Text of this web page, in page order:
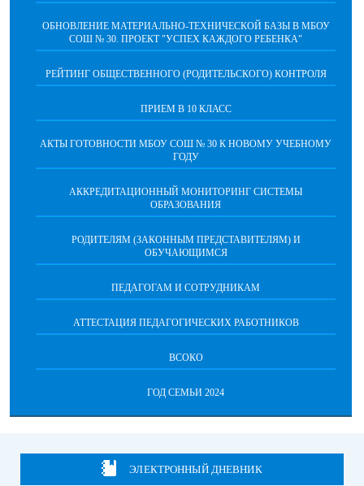
ОБНОВЛЕНИЕ МАТЕРИАЛЬНО-ТЕХНИЧЕСКОЙ БАЗЫ В МБОУ
СОШ № 30. ПРОЕКТ "УСПЕХ КАЖДОГО РЕБЕНКА"
РЕЙТИНГ ОБЩЕСТВЕННОГО (РОДИТЕЛЬСКОГО) КОНТРОЛЯ
ПРИЕМ В 10 КЛАСС
АКТЫ ГОТОВНОСТИ МБОУ СОШ № 30 К НОВОМУ УЧЕБНОМУ
ГОДУ
АККРЕДИТАЦИОННЫЙ МОНИТОРИНГ СИСТЕМЫ
ОБРАЗОВАНИЯ
РОДИТЕЛЯМ (ЗАКОННЫМ ПРЕДСТАВИТЕЛЯМ) И
ОБУЧАЮЩИМСЯ
ПЕДАГОГАМ И СОТРУДНИКАМ
АТТЕСТАЦИЯ ПЕДАГОГИЧЕСКИХ РАБОТНИКОВ
ВСОКО
ГОД СЕМЬИ 2024
ЭЛЕКТРОННЫЙ ДНЕВНИК